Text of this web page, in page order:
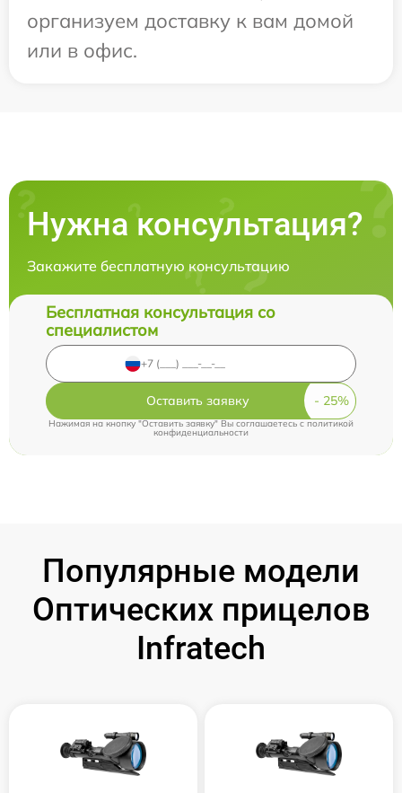
организуем доставку к вам домой
или в офис.
Нужна консультация?
Закажите бесплатную консультацию
Бесплатная консультация со
специалистом
Оставить заявку
Нажимая на кнопку "Оставить заявку" Вы соглашаетесь cполитикой
конфиденциальности
Популярные модели
Оптических прицелов
Infratech